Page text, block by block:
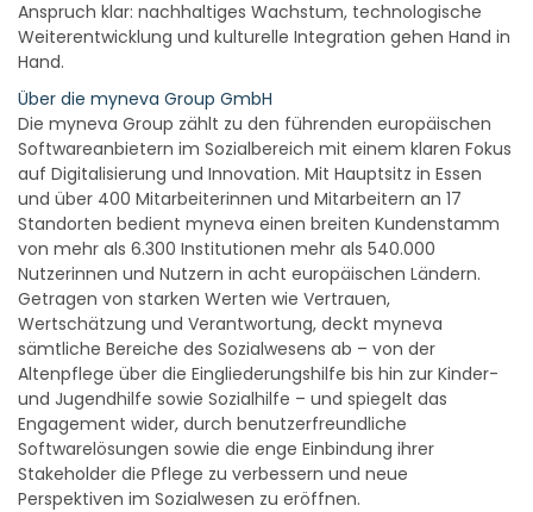
Anspruch klar: nachhaltiges Wachstum, technologische
Weiterentwicklung und kulturelle Integration gehen Hand in
Hand.
Über die myneva Group GmbH
Die myneva Group zählt zu den führenden europäischen
Softwareanbietern im Sozialbereich mit einem klaren Fokus
auf Digitalisierung und Innovation. Mit Hauptsitz in Essen
und über 400 Mitarbeiterinnen und Mitarbeitern an 17
Standorten bedient myneva einen breiten Kundenstamm
von mehr als 6.300 Institutionen mehr als 540.000
Nutzerinnen und Nutzern in acht europäischen Ländern.
Getragen von starken Werten wie Vertrauen,
Wertschätzung und Verantwortung, deckt myneva
sämtliche Bereiche des Sozialwesens ab – von der
Altenpflege über die Eingliederungshilfe bis hin zur Kinder-
und Jugendhilfe sowie Sozialhilfe – und spiegelt das
Engagement wider, durch benutzerfreundliche
Softwarelösungen sowie die enge Einbindung ihrer
Stakeholder die Pflege zu verbessern und neue
Perspektiven im Sozialwesen zu eröffnen.